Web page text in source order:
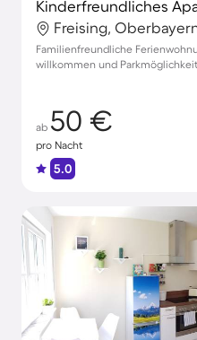
Freising,
Familienfreundliche
willkommen und
ab 50 €
pro Nacht
5.0